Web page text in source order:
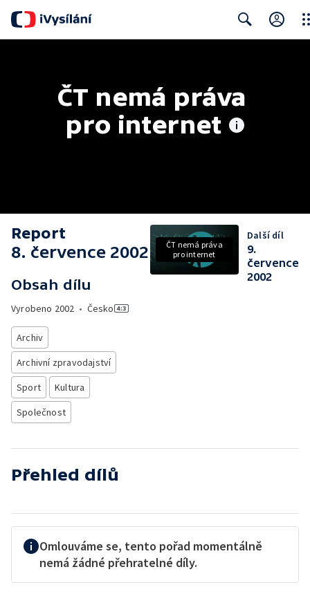
ČT nemá práva
pro internet
Report
8. července 2002
Obsah dílu
Vyrobeno 2002 • Česko
Archiv
Archivní zpravodajství
Sport
Kultura
Společnost
ČT nemá práva
pro internet
Další díl
9.
července
2002
Přehled dílů
Omlouváme se, tento pořad momentálně
nemá žádné přehratelné díly.